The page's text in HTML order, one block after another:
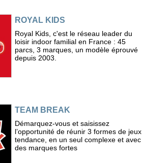
ROYAL KIDS
Royal Kids, c'est le réseau leader du
loisir indoor familial en France : 45
parcs, 3 marques, un modèle éprouvé
depuis 2003.
TEAM BREAK
Démarquez-vous et saisissez
l’opportunité de réunir 3 formes de jeux
tendance, en un seul complexe et avec
des marques fortes